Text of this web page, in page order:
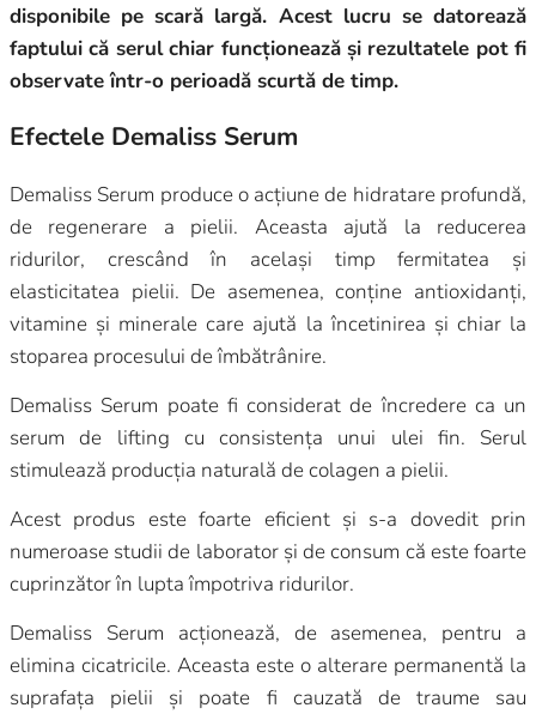
disponibile pe scară largă. Acest lucru se datorează
faptului că serul chiar funcționează și rezultatele pot fi
observate într-o perioadă scurtă de timp.
Efectele Demaliss Serum
Demaliss Serum produce o acțiune de hidratare profundă,
de regenerare a pielii. Aceasta ajută la reducerea
ridurilor, crescând în același timp fermitatea și
elasticitatea pielii. De asemenea, conține antioxidanți,
vitamine și minerale care ajută la încetinirea și chiar la
stoparea procesului de îmbătrânire.
Demaliss Serum poate fi considerat de încredere ca un
serum de lifting cu consistența unui ulei fin. Serul
stimulează producția naturală de colagen a pielii.
Acest produs este foarte eficient și s-a dovedit prin
numeroase studii de laborator și de consum că este foarte
cuprinzător în lupta împotriva ridurilor.
Demaliss Serum acționează, de asemenea, pentru a
elimina cicatricile. Aceasta este o alterare permanentă la
suprafața pielii și poate fi cauzată de traume sau